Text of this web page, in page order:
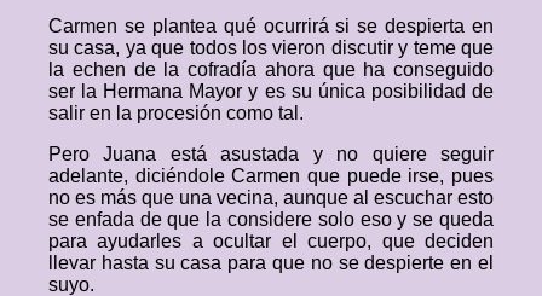
Carmen se plantea qué ocurrirá si se despierta en
su casa, ya que todos los vieron discutir y teme que
la echen de la cofradía ahora que ha conseguido
ser la Hermana Mayor y es su única posibilidad de
salir en la procesión como tal.
Pero Juana está asustada y no quiere seguir
adelante, diciéndole Carmen que puede irse, pues
no es más que una vecina, aunque al escuchar esto
se enfada de que la considere solo eso y se queda
para ayudarles a ocultar el cuerpo, que deciden
llevar hasta su casa para que no se despierte en el
suyo.